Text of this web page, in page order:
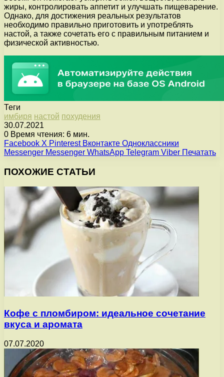
жиры, контролировать аппетит и улучшать пищеварение.
Однако, для достижения реальных результатов
необходимо правильно приготовить и употреблять
настой, а также сочетать его с правильным питанием и
физической активностью.
Теги
имбиря настой похудения
30.07.2021
0 Время чтения: 6 мин.
Facebook X Pinterest Вконтакте Одноклассники
Messenger Messenger WhatsApp Telegram Viber Печатать
ПОХОЖИЕ СТАТЬИ
Кофе с пломбиром: идеальное сочетание
вкуса и аромата
07.07.2020